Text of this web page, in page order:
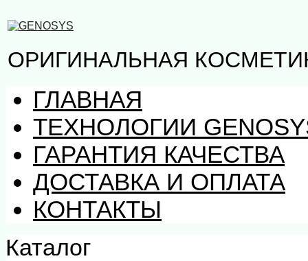
ОРИГИНАЛЬНАЯ
ГЛАВНАЯ
ТЕХНОЛОГИИ
ГАРАНТИЯ КАЧЕСТВА
ДОСТАВКА И ОПЛАТА
КОНТАКТЫ
Каталог